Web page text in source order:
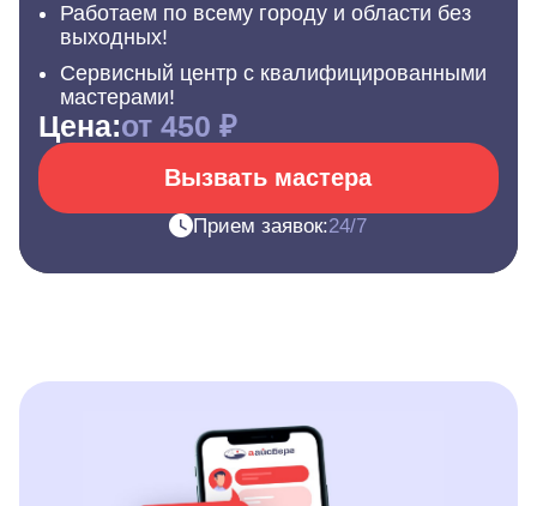
Работаем по всему городу и области без
выходных!
Сервисный центр с квалифицированными
мастерами!
Цена:от 450 ₽
Вызвать мастера
Прием заявок:24/7